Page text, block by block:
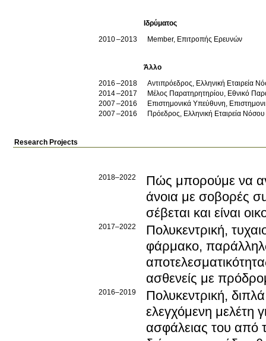
Ιδρύματος
2010
2013 Member, Επιτροπής Ερευνών
Άλλο
2016
2018
Αντιπρόεδρος, Ελληνική Εταιρεία
2014
2017
Μέλος Παρατηρητηρίου, Εθνικό
2007
2016
Επιστημονικά Υπεύθυνη,
2007
2016 Πρόεδρος, Ελληνική Εταιρεία
Research Projects
2018–2022
Πώς μπορούμε να
άνοια με σοβορές
σέβεται και είναι
2017–2022
Πολυκεντρική,
φάρμακο,
ασθενείς με
2016–2019
Πολυκεντρική,
ελεγχόμενη μελέτη
ασφάλειας του από